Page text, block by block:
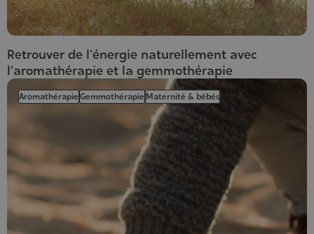
Retrouver de l'énergie naturellement avec
l'aromathérapie et la gemmothérapie
AromathérapieGemmothérapie Maternité & bébés